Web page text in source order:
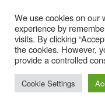
Pedreña,
We use cookies on our
experience by
visits. By clicking
the cookies. However,
provide a controlled
Cookie Settings